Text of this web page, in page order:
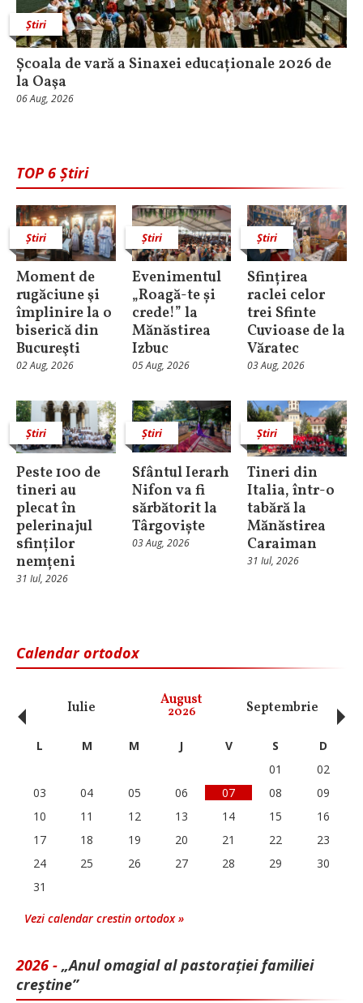
Știri
Școala de vară a Sinaxei educaționale 2026 de
la Oaşa
06 Aug, 2026
TOP 6 Știri
Știri
Moment de
rugăciune şi
împlinire la o
biserică din
Bucureşti
02 Aug, 2026
Știri
Evenimentul
„Roagă-te și
crede!” la
Mănăstirea
Izbuc
05 Aug, 2026
Știri
Sfințirea
raclei celor
trei Sfinte
Cuvioase de la
Văratec
03 Aug, 2026
Știri
Peste 100 de
tineri au
plecat în
pelerinajul
sfinților
nemțeni
31 Iul, 2026
Știri
Sfântul Ierarh
Nifon va fi
sărbătorit la
Târgoviște
03 Aug, 2026
Știri
Tineri din
Italia, într-o
tabără la
Mănăstirea
Caraiman
31 Iul, 2026
Calendar ortodox
Iulie August
2026 Septembrie
‹ L M M J V S
D
01
02
03
04 05 06 07 08
09
10
11 12 13 14 15
16
17
18 19 20 21 22
23
24
25 26 27 28 29
30
31
Vezi calendar crestin ortodox »
2026 - „Anul omagial al pastorației familiei
creștine”